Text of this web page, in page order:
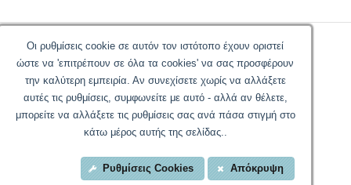
© 2017 Dictamus Genuine Herbs.
All rights reserved |Your Cookies Settings| Designed and
developed byEyewide - Hotel Internet Marketing
Οι ρυθμίσεις cookie σε αυτόν τον ιστότοπο έχουν οριστεί
ώστε να 'επιτρέπουν σε όλα τα cookies' να σας προσφέρουν
την καλύτερη εμπειρία. Αν συνεχίσετε χωρίς να αλλάξετε
αυτές τις ρυθμίσεις, συμφωνείτε με αυτό - αλλά αν θέλετε,
μπορείτε να αλλάξετε τις ρυθμίσεις σας ανά πάσα στιγμή στο
κάτω μέρος αυτής της σελίδας..
Ρυθμίσεις Cookies Απόκρυψη